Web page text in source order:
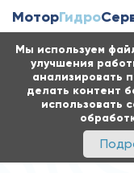
Мы используем
улучшения
анализировать
делать контент
использовать
МоторГидро